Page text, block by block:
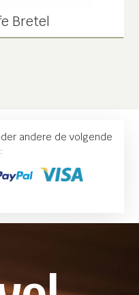
Bretel
andere de volgende